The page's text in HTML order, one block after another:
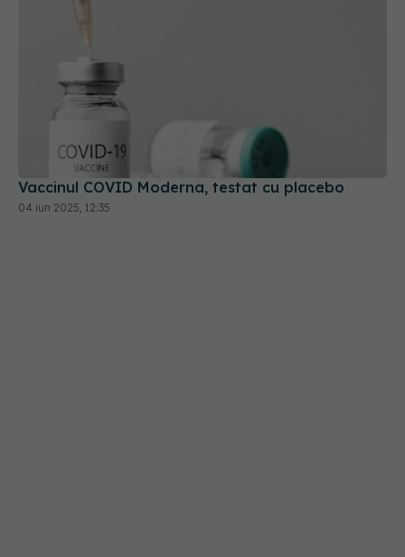
Vaccinul COVID Moderna, testat cu placebo
04 iun 2025, 12:35